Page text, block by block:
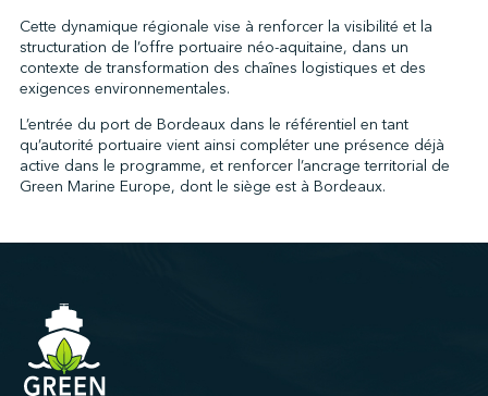
Cette dynamique régionale vise à renforcer la visibilité et la
structuration de l’offre portuaire néo-aquitaine, dans un
contexte de transformation des chaînes logistiques et des
exigences environnementales.
L’entrée du port de Bordeaux dans le référentiel en tant
qu’autorité portuaire vient ainsi compléter une présence déjà
active dans le programme, et renforcer l’ancrage territorial de
Green Marine Europe, dont le siège est à Bordeaux.